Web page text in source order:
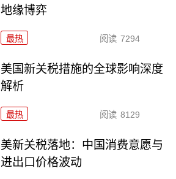
地缘博弈
最热 阅读 7294
美国新关税措施的全球影响深度
解析
最热 阅读 8129
美新关税落地：中国消费意愿与
进出口价格波动